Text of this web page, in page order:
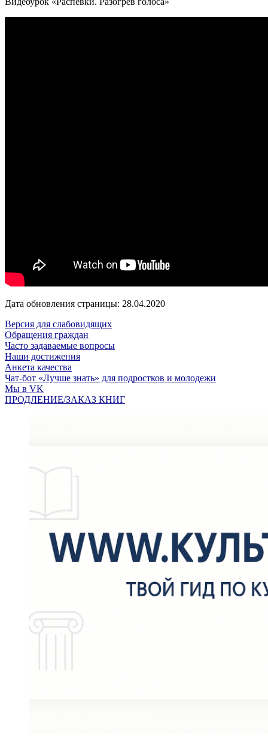
Дата обновления страницы: 28.04.2020
Версия для слабовидящих
Обращения граждан
Часто задаваемые вопросы
Наши достижения
Анкета качества
Чат-бот «Лучше знать» для подростков и молодежи
Мы в VK
ПРОДЛЕНИЕ/ЗАКАЗ КНИГ